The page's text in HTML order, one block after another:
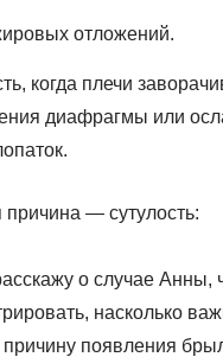
отложений.
когда плечи
диафрагмы или
причина — сутулость:
о случае Анны,
насколько
причину появления